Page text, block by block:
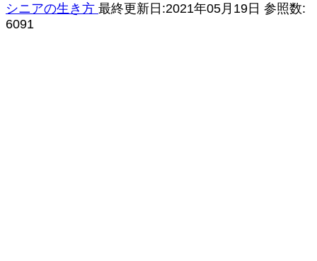
シニアの生き方 最終更新日:2021年05月19日 参照数:
6091